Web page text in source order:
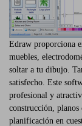
Edraw proporciona
muebles,
soltar a tu dibujo.
satisfecho. Este
profesional y
construcción, planos
planificación en